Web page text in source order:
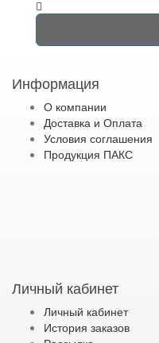
Информация
О компании
Доставка и Оплата
Условия соглашения
Продукция ПАКС
Личный кабинет
Личный кабинет
История заказов